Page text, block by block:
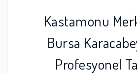
Kastamonu
Bursa
Profesyonel